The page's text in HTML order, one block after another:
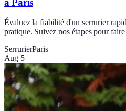
à Paris
Évaluez la fiabilité d'un serrurier
pratique. Suivez nos étapes pour
SerrurierParis
Aug 5